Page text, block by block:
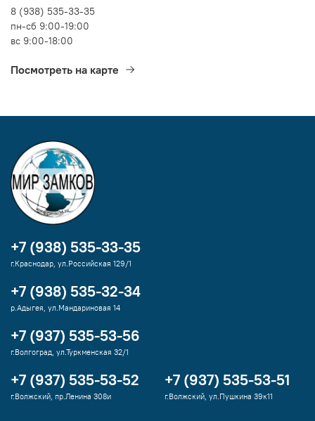
8 (938) 535-33-35
пн-сб 9:00-19:00
вс 9:00-18:00
Посмотреть на карте
+7 (938) 535-33-35
г.Краснодар, ул.Российская 129/1
+7 (938) 535-32-34
р.Адыгея, ул.Мандариновая 14
+7 (937) 535-53-56
г.Волгоград, ул.Туркменская 32/1
+7 (937) 535-53-52
г.Волжский, пр.Ленина 308и
+7 (937) 535-53-51
г.Волжский, ул.Пушкина 39к11